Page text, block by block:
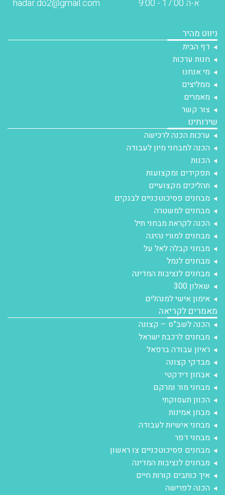
א-ה 17:00 - 9:00 hadar.do2@gmail.com
ניווט מהיר
דף הבית
חנות ערכות
מי אנחנו
ממליצים
מאמרים
צור קשר
שירותינו
ערכות הכנה לרכישה
הכנה למבחני מיון לעבודה
הכנות
תפקידים ומקצועות
תהליכים מקצועיים
מבחנים פסיכוטכניים לבנקים
מבחנים למשטרה
הכנה לקראת מבחני תיל
מבחנים למורי נהיגה
מבחני קבלה לאל על
מבחנים לנמל
מבחנים לנציבות המדינה
שאלון 300
אימון אישי למנהלים
מאמרים לקריאה
הכנה לשב”ס – קצונה
מבחנים לרכבת ישראל
ראיון עבודה ברפאל
מבדקי קצונה
אבחון דידקטי
מבחני מור ומרקם
הכוון תעסוקתי
מבחן אמינות
מבחני אישיות לעבודה
מבחני דפר
מבחנים פסיכוטכניים צו ראשון
מבחנים לנציבות המדינה
איך כותבים קורות חיים
הכנה לפרישה